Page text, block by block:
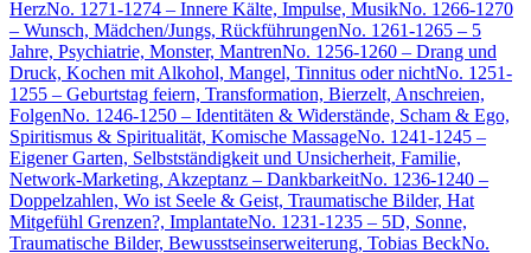
HerzNo. 1271-1274 – Innere Kälte, Impulse, MusikNo. 1266-1270
– Wunsch, Mädchen/Jungs, RückführungenNo. 1261-1265 – 5
Jahre, Psychiatrie, Monster, MantrenNo. 1256-1260 – Drang und
Druck, Kochen mit Alkohol, Mangel, Tinnitus oder nichtNo. 1251-
1255 – Geburtstag feiern, Transformation, Bierzelt, Anschreien,
FolgenNo. 1246-1250 – Identitäten & Widerstände, Scham & Ego,
Spiritismus & Spiritualität, Komische MassageNo. 1241-1245 –
Eigener Garten, Selbstständigkeit und Unsicherheit, Familie,
Network-Marketing, Akzeptanz – DankbarkeitNo. 1236-1240 –
Doppelzahlen, Wo ist Seele & Geist, Traumatische Bilder, Hat
Mitgefühl Grenzen?, ImplantateNo. 1231-1235 – 5D, Sonne,
Traumatische Bilder, Bewusstseinserweiterung, Tobias BeckNo.